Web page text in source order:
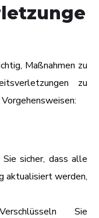
Maßnahmen zu
zu
sicher, dass alle
aktualisiert werden,
Sie